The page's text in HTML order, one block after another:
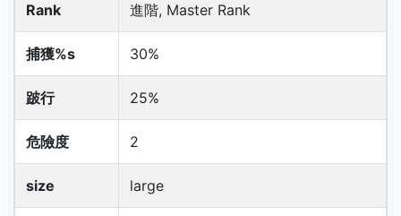
Rank 進階, Master Rank
捕獲%s 30%
跛行 25%
危險度 2
size large